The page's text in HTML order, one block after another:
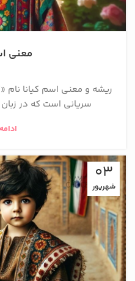
معنی
ریشه و معنی اسم کیانا نام
سریانی است که در
03
شهریور